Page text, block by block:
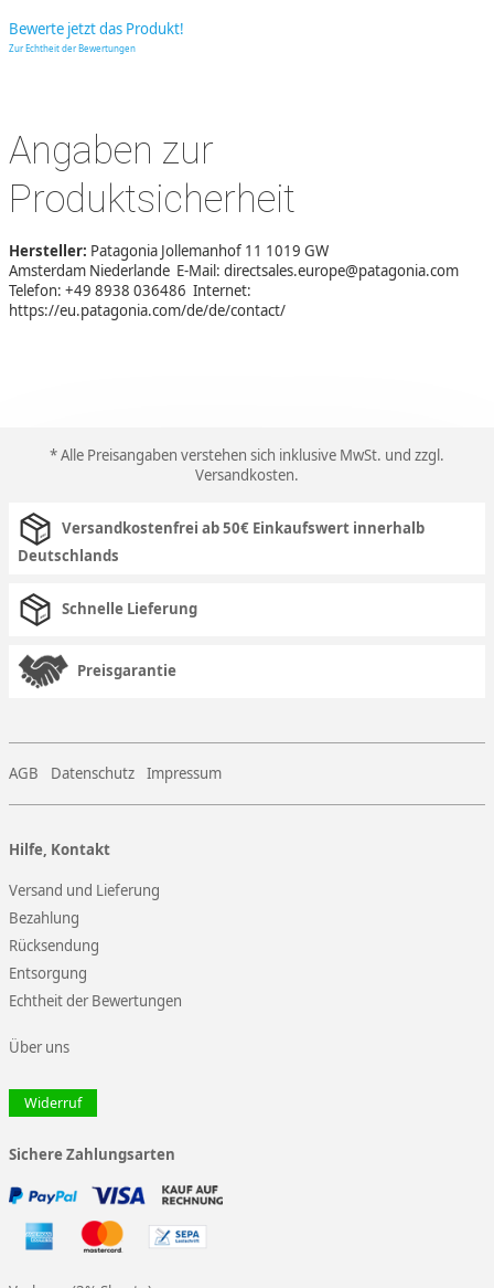
Bewerte jetzt das Produkt!
Zur Echtheit der Bewertungen
Angaben zur
Produktsicherheit
Hersteller: Patagonia Jollemanhof 11 1019 GW
Amsterdam Niederlande E-Mail: directsales.europe@patagonia.com
Telefon: +49 8938 036486 Internet:
https://eu.patagonia.com/de/de/contact/
* Alle Preisangaben verstehen sich inklusive MwSt. und zzgl.
Versandkosten.
Versandkostenfrei ab 50€ Einkaufswert innerhalb
Deutschlands
Schnelle Lieferung
Preisgarantie
AGB Datenschutz Impressum
Hilfe, Kontakt
Versand und Lieferung
Bezahlung
Rücksendung
Entsorgung
Echtheit der Bewertungen
Über uns
Widerruf
Sichere Zahlungsarten